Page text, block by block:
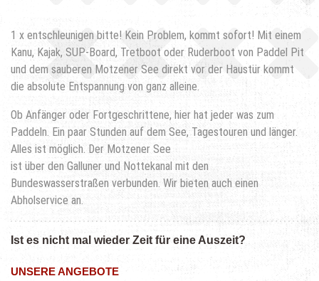
1 x entschleunigen bitte! Kein Problem, kommt sofort! Mit einem
Kanu, Kajak, SUP-Board, Tretboot oder Ruderboot von Paddel Pit
und dem sauberen Motzener See direkt vor der Haustür kommt
die absolute Entspannung von ganz alleine.
Ob Anfänger oder Fortgeschrittene, hier hat jeder was zum
Paddeln. Ein paar Stunden auf dem See, Tagestouren und länger.
Alles ist möglich. Der Motzener See
ist über den Galluner und Nottekanal mit den
Bundeswasserstraßen verbunden. Wir bieten auch einen
Abholservice an.
Ist es nicht mal wieder Zeit für eine Auszeit?
UNSERE ANGEBOTE